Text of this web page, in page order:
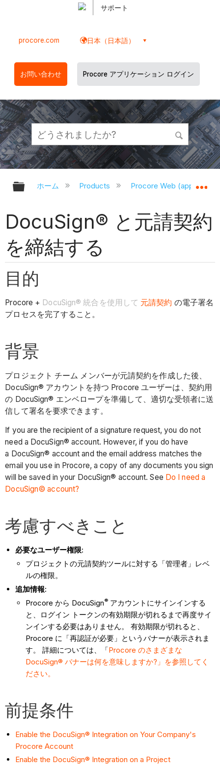
サポート
procore.com 日本（日本語）
お問い合わせ Procore アプリケーション ログイン
グローバル階層を展開/折りたたむ
ホーム Products Procore Web
DocuSign® と元請契約
を締結する
目的
Procore + DocuSign® 統合を使用して 元請契約 の電子署名
プロセスを完了すること。
背景
プロジェクト チーム メンバーが元請契約を作成した後、
DocuSign® アカウントを持つ Procore ユーザーは、契約用
の DocuSign® エンベロープを準備して、適切な受領者に送
信して署名を要求できます。
If you are the recipient of a signature request, you do not
need a DocuSign® account. However, if you do have
a DocuSign® account and the email address matches the
email you use in Procore, a copy of any documents you sign
will be saved in your DocuSign® account. See Do I need a
DocuSign© account?
考慮すべきこと
必要なユーザー権限:
プロジェクトの元請契約ツールに対する「管理者」レベ
ルの権限。
追加情報:
Procore から DocuSign® アカウントにサインインする
と、ログイン トークンの有効期限が切れるまで再度サイ
ンインする必要はありません。 有効期限が切れると、
Procore に「再認証が必要」というバナーが表示されま
す。 詳細については、「Procore のさまざまな
DocuSign® バナーは何を意味しますか?」を参照してく
ださい。
前提条件
Enable the DocuSign® Integration on Your Company's
Procore Account
Enable the DocuSign® Integration on a Project